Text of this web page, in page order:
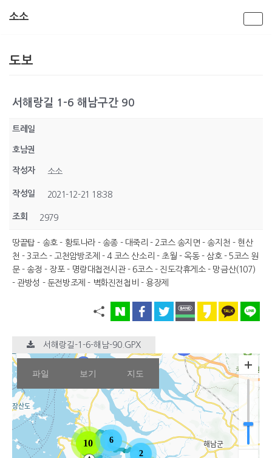
츠
너
기
소소
도보
서해랑길 1-6 해남구간 90
트레일
호남권
작성자 소소
작성일 2021-12-21 18:38
조회 2979
땅끝탑 - 송호 - 황토나라 - 송종 - 대죽리 - 2코스 송지면 - 송지천 - 현산
천 - 3코스 - 고천암방조제 - 4 코스 산소리 - 초월 - 옥동 - 삼호 - 5코스 원
문 - 송정 - 장포 - 명랑대첩전시관 - 6코스 - 진도각휴게소 - 망금산(107)
- 관방성 - 둔전방조제 - 벽화진전첩비 - 용장제
서해랑길-1-6-해남-90.GPX